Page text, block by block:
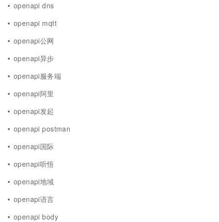
openapi dns
openapi mqtt
openapi公网
openapi异步
openapi服务端
openapi阿里
openapi发起
openapi postman
openapi国际
openapi听悟
openapi地域
openapi语言
openapi body